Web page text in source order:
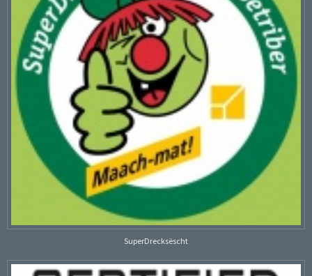
SuperDrecksëscht